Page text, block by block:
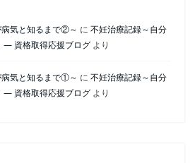
気と知るまで②～ に 不妊治療記録～自分
資格取得応援ブログより
気と知るまで①～ に 不妊治療記録～自分
資格取得応援ブログより